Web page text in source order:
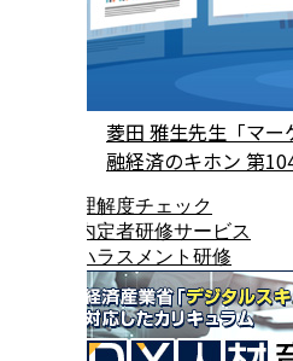
菱田 雅生先生「マ
融経済のキホン 第